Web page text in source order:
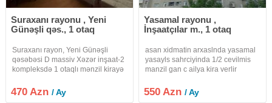
Suraxanı rayonu , Yeni
Günəşli qəs., 1 otaq
Suraxanı rayon, Yeni Günəşli
qəsəbəsi D massiv Xəzər inşaat-2
kompleksdə 1 otaqlı mənzil kirayə
bəydə səliqəli olarsa qala bilər.
470 Azn/ Ay
Yasamal rayonu ,
İnşaatçılar m., 1 otaq
asan xidmatin arxaslnda yasamal
yasayls sahrciyinda 1/2 cevilmis
manzil gan c ailya kira verlir
dayimidir istlik kombidir internet
vardlr vasitcanin xidmat haql 20%
550 Azn/ Ay